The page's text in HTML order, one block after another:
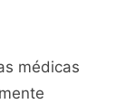
médicas